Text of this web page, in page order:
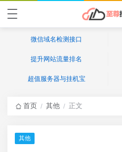
微信域名检测接口
提升网站流量排名
超值服务器与挂机宝
首页 / 其他 / 正文
其他